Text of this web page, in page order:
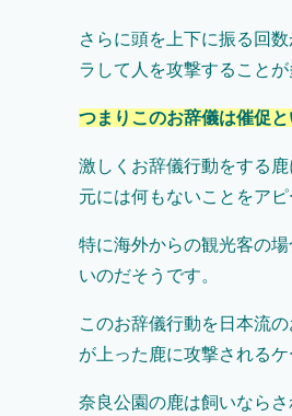
さらに頭を上下に振る回
ラして人を攻撃することが
つまりこのお辞儀は催促
激しくお辞儀行動をする
元には何もないことをア
特に海外からの観光客の
いのだそうです。
このお辞儀行動を日本流
が上った鹿に攻撃される
奈良公園の鹿は飼いなら